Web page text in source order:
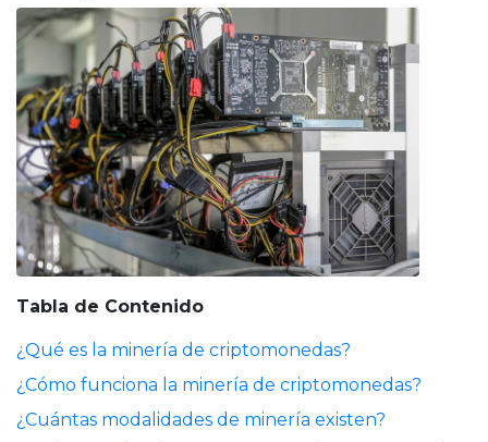
Tabla de Contenido
¿Qué es la minería de criptomonedas?
¿Cómo funciona la minería de criptomonedas?
¿Cuántas modalidades de minería existen?